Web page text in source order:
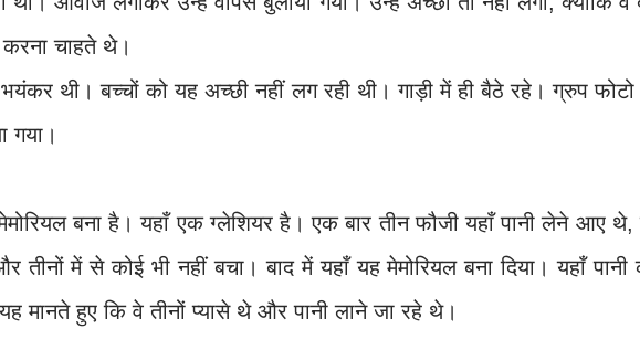
करना चाहते थे।
थी। बच्चों को यह अच्छी नहीं लग रही थी। गाड़ी में ही बैठे रहे। ग्रुप
गया।
बना है। यहाँ एक ग्लेशियर है। एक बार तीन फौजी यहाँ पानी लेने आए थे,
तीनों में से कोई भी नहीं बचा। बाद में यहाँ यह मेमोरियल बना दिया। यहाँ पानी
मानते हुए कि वे तीनों प्यासे थे और पानी लाने जा रहे थे।